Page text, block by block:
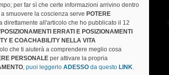
per far sì che certe informazioni arrivino dentro
smuovere la coscienza serve POTERE
direttamente all'articolo che ho pubblicato il 12
POSIZIONAMENTI ERRATI E POSIZIONAMENTI
E COACHABILITY NELLA VITA
che ti aiuterà a comprendere meglio cosa
PERSONALE per attivare la propria
, puoi leggerlo ADESSO da questo LINK.